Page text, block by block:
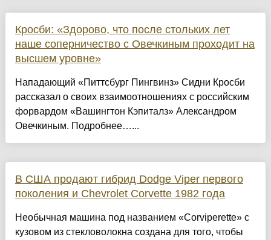
Кросби: «Здорово, что после стольких лет
наше соперничество с Овечкиным проходит на
высшем уровне»
Нападающий «Питтсбург Пингвинз» Сидни Кросби
рассказал о своих взаимоотношениях с российским
форвардом «Вашингтон Кэпиталз» Александром
Овечкиным. Подробнее…...
В США продают гибрид Dodge Viper первого
поколения и Chevrolet Corvette 1982 года
Необычная машина под названием «Corviperette» с
кузовом из стекловолокна создана для того, чтобы